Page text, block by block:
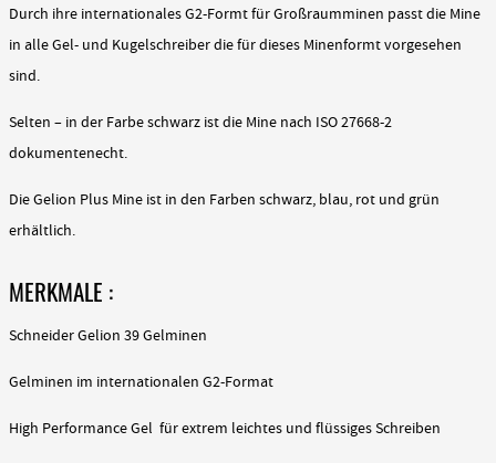
Durch ihre internationales G2-Formt für Großraumminen passt die Mine
in alle Gel- und Kugelschreiber die für dieses Minenformt vorgesehen
sind.
Selten – in der Farbe schwarz ist die Mine nach ISO 27668-2
dokumentenecht.
Die Gelion Plus Mine ist in den Farben schwarz, blau, rot und grün
erhältlich.
MERKMALE :
Schneider Gelion 39 Gelminen
Gelminen im internationalen G2-Format
High Performance Gel für extrem leichtes und flüssiges Schreiben